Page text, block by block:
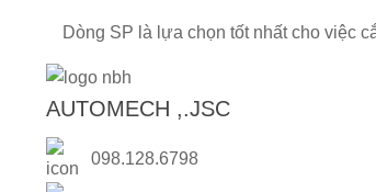
Dòng SP là lựa chọn tốt nhất cho việc
AUTOMECH ,.JSC
098.128.6798